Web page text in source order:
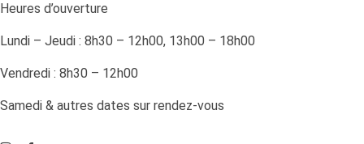
Heures d’ouverture
Lundi – Jeudi : 8h30 – 12h00, 13h00 – 18h00
Vendredi : 8h30 – 12h00
Samedi & autres dates sur rendez-vous